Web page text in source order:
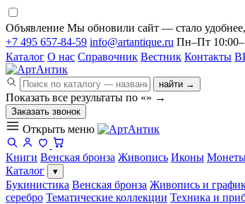
Объявление Мы обновили сайт — стало
+7 495 657-84-59 info@artantique.ru Пн–Пт
Каталог О нас Справочник Вестник Контакты
найти →
Показать все результаты по «» →
Заказать звонок
Открыть меню
Книги Венская бронза Живопись Иконы
Каталог
▾
Букинистика Венская бронза Живопись и
серебро Тематические коллекции Техника и